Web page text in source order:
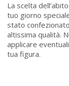
La scelta
tuo giorno
stato
altissima qualità.
applicare
tua figura.